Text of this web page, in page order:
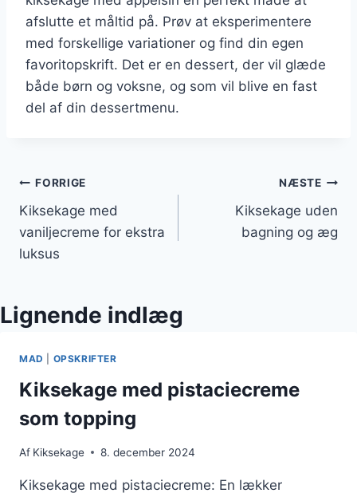
afslutte et måltid på. Prøv at eksperimentere
med forskellige variationer og find din egen
favoritopskrift. Det er en dessert, der vil glæde
både børn og voksne, og som vil blive en fast
del af din dessertmenu.
Indlægsnavigation
FORRIGE
Kiksekage med
vaniljecreme for ekstra
luksus
NÆSTE
Kiksekage uden
bagning og æg
Lignende indlæg
MAD OPSKRIFTER
Kiksekage med pistaciecreme
som topping
Af Kiksekage 8. december 2024
Kiksekage med pistaciecreme: En lækker